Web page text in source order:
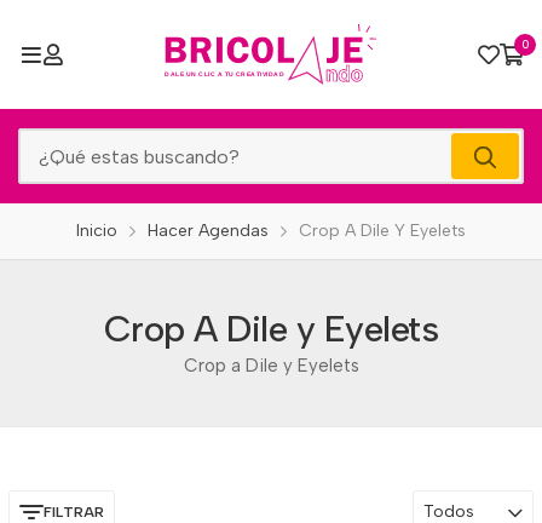
0
Inicio Hacer Agendas Crop A Dile Y Eyelets
Crop A Dile y Eyelets
Crop a Dile y Eyelets
FILTRAR Todos